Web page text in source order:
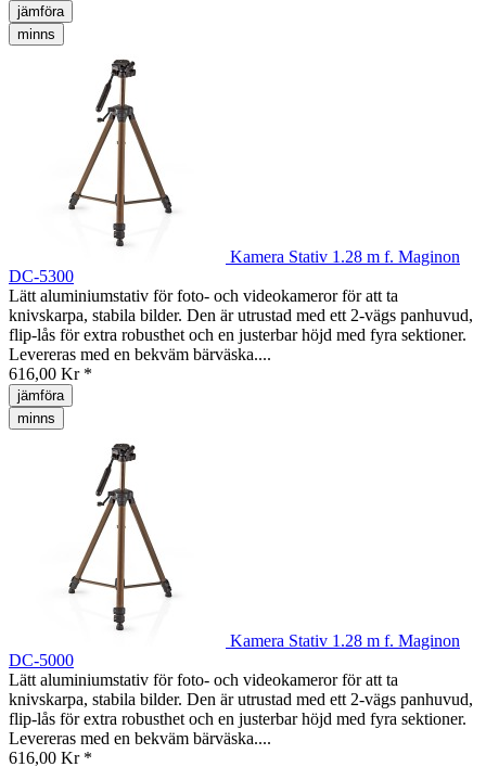
jämföra
minns
Kamera Stativ 1.28 m f. Maginon
DC-5300
Lätt aluminiumstativ för foto- och videokameror för att ta
knivskarpa, stabila bilder. Den är utrustad med ett 2-vägs panhuvud,
flip-lås för extra robusthet och en justerbar höjd med fyra sektioner.
Levereras med en bekväm bärväska....
616,00 Kr *
jämföra
minns
Kamera Stativ 1.28 m f. Maginon
DC-5000
Lätt aluminiumstativ för foto- och videokameror för att ta
knivskarpa, stabila bilder. Den är utrustad med ett 2-vägs panhuvud,
flip-lås för extra robusthet och en justerbar höjd med fyra sektioner.
Levereras med en bekväm bärväska....
616,00 Kr *